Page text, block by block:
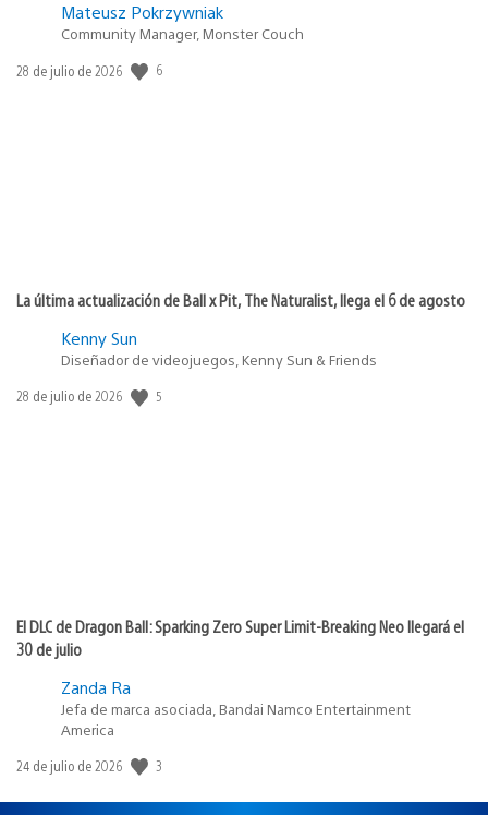
Mateusz Pokrzywniak
Community Manager, Monster Couch
Fecha
28 de julio de 2026 6
La última actualización de Ball x Pit, The Naturalist, llega el 6 de agosto
Kenny Sun
Diseñador de videojuegos, Kenny Sun & Friends
Fecha
28 de julio de 2026 5
El DLC de Dragon Ball: Sparking Zero Super Limit-Breaking Neo llegará el
30 de julio
Zanda Ra
Jefa de marca asociada, Bandai Namco Entertainment
America
Fecha
publicación:
24 de julio de 2026 3